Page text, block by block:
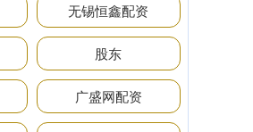
无锡恒鑫配资
股东
广盛网配资